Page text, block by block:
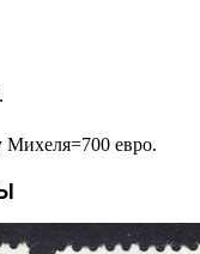
Михеля=700 евро.